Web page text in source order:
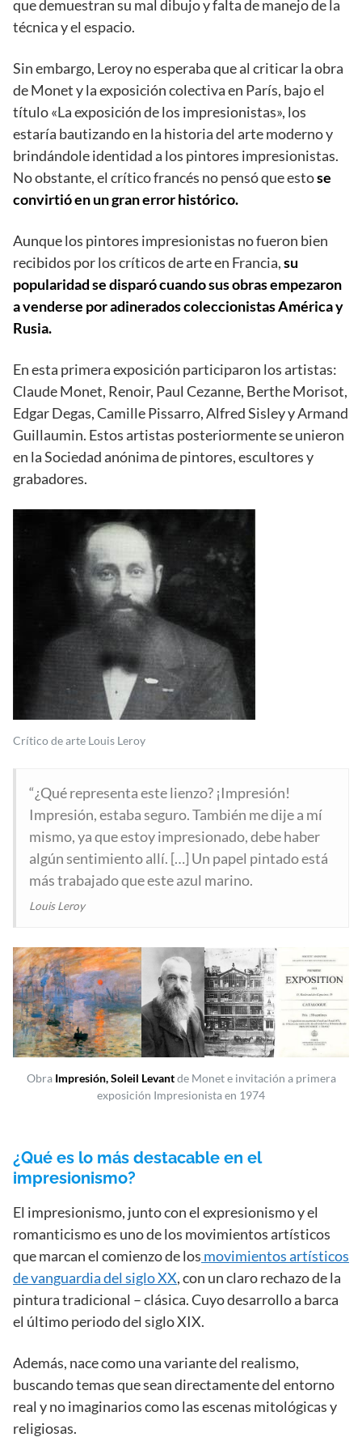
que demuestran su mal dibujo y falta de manejo de la
técnica y el espacio.
Sin embargo, Leroy no esperaba que al criticar la obra
de Monet y la exposición colectiva en París, bajo el
título «La exposición de los impresionistas», los
estaría bautizando en la historia del arte moderno y
brindándole identidad a los pintores impresionistas.
No obstante, el crítico francés no pensó que estose
convirtió en un gran error histórico.
Aunque los pintores impresionistas no fueron bien
recibidos por los críticos de arte en Francia,su
popularidad se disparó cuando sus obras empezaron
a venderse por adinerados coleccionistas América y
Rusia.
En esta primera exposición participaron los artistas:
Claude Monet, Renoir, Paul Cezanne, Berthe Morisot,
Edgar Degas, Camille Pissarro, Alfred Sisley y Armand
Guillaumin. Estos artistas posteriormente se unieron
en la Sociedad anónima de pintores, escultores y
grabadores.
Crítico de arte Louis Leroy
“¿Qué representa este lienzo? ¡Impresión!
Impresión, estaba seguro. También me dije a mí
mismo, ya que estoy impresionado, debe haber
algún sentimiento allí. […] Un papel pintado está
más trabajado que este azul marino.
Louis Leroy
Obra Impresión, Soleil Levantde Monet e invitación a primera
exposición Impresionista en 1974
¿Qué es lo más destacable en el
impresionismo?
El impresionismo, junto con el expresionismo y el
romanticismo es uno de los movimientos artísticos
que marcan el comienzo de los movimientos artísticos
de vanguardia del siglo XX, con un claro rechazo de la
pintura tradicional – clásica. Cuyo desarrollo a barca
el último periodo del siglo XIX.
Además, nace como una variante del realismo,
buscando temas que sean directamente del entorno
real y no imaginarios como las escenas mitológicas y
religiosas.